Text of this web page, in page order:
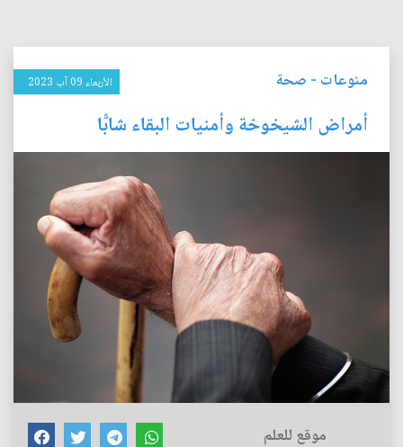
منوعات - صحة الأربعاء 09 آب 2023
أمراض الشيخوخة وأمنيات البقاء شابًّا
موقع للعلم